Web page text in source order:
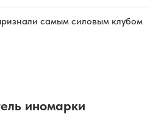
самым силовым клубом
иномарки